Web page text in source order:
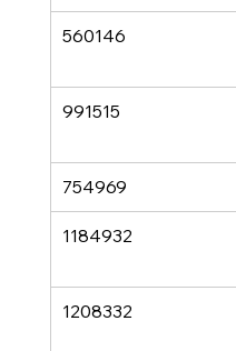
560146
991515
754969
1184932
1208332